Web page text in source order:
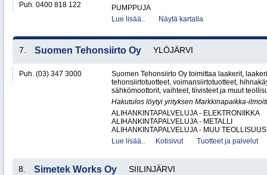
Puh. 0400 818 122
PUMPPUJA
Lue lisää..
Näytä kartalla
7. Suomen Tehonsiirto Oy YLÖJÄRVI
Puh. (03) 347 3000
Suomen Tehonsiirto Oy toimittaa laakerit,
tehonsiirtotuotteet, voimansiirtotuotteet,
sähkömoottorit, vaihteet, tiivisteet ja muut
Hakutulos löytyi yrityksen Markkinapaikka-
ALIHANKINTAPALVELUJA - ELEKTRONIIKKA
ALIHANKINTAPALVELUJA - METALLI
ALIHANKINTAPALVELUJA - MUU
Lue lisää..
Kotisivut Tuotteet ja palvelut
8. Simetek Works Oy SIILINJÄRVI